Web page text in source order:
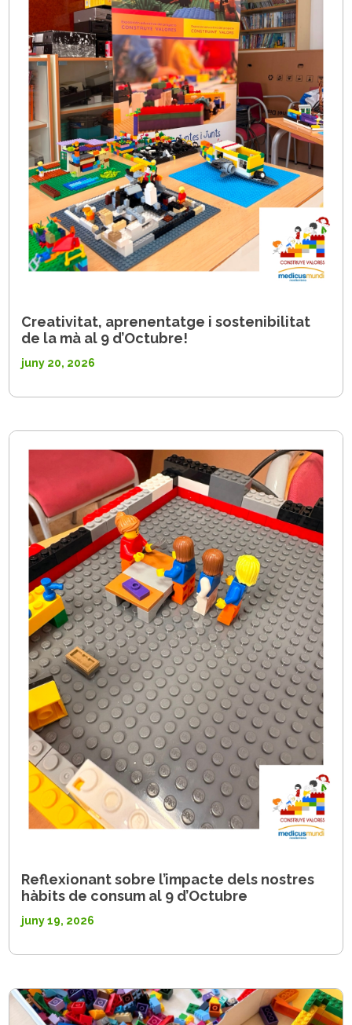
Creativitat, aprenentatge i sostenibilitat
de la mà al 9 d’Octubre!
juny 20, 2026
Reflexionant sobre l’impacte dels nostres
hàbits de consum al 9 d’Octubre
juny 19, 2026